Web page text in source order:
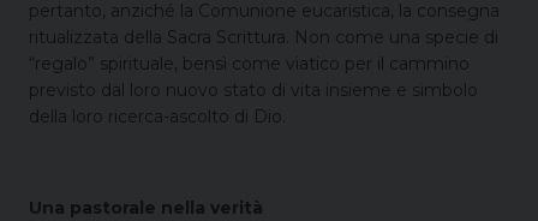
pertanto, anziché la Comunione eucaristica, la consegna
ritualizzata della Sacra Scrittura. Non come una specie di
“regalo” spirituale, bensì come viatico per il cammino
previsto dal loro nuovo stato di vita insieme e simbolo
della loro ricerca-ascolto di Dio.
Una pastorale nella verità